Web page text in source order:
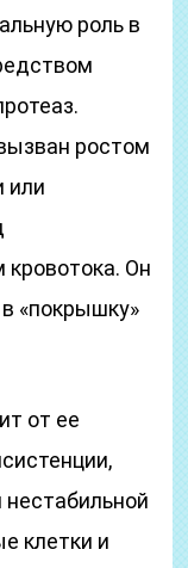
роль в
ростом
или
Он
«покрышку»
от ее
клетки и